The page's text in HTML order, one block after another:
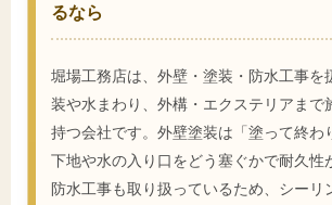
るなら
堀場工務店は、外壁・塗装・防水工事を
装や水まわり、外構・エクステリアまで
持つ会社です。外壁塗装は「塗って終わ
下地や水の入り口をどう塞ぐかで耐久性
防水工事も取り扱っているため、シーリ